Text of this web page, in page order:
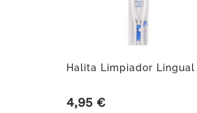
Halita Limpiador Lingual
Precio
4,95 €